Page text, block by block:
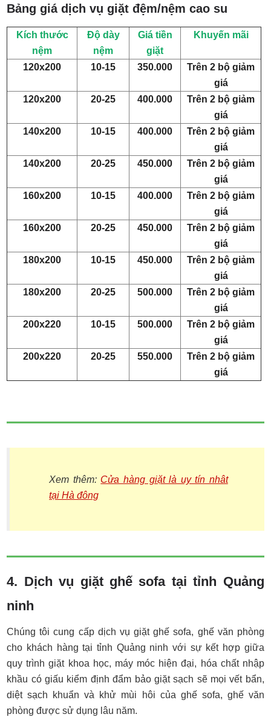
Bảng giá dịch vụ giặt đệm/nệm cao su
Kích thước
nệm
Độ dày
nệm
Giá tiền
giặt
Khuyến mãi
120x200 10-15 350.000
Trên 2 bộ giảm
giá
120x200
20-25 400.000
Trên 2 bộ giảm
giá
140x200
10-15 400.000
Trên 2 bộ giảm
giá
140x200
20-25 450.000
Trên 2 bộ giảm
giá
160x200
10-15 400.000
Trên 2 bộ giảm
giá
160x200
20-25 450.000
Trên 2 bộ giảm
giá
180x200
10-15 450.000
Trên 2 bộ giảm
giá
180x200
20-25 500.000
Trên 2 bộ giảm
giá
200x220
10-15 500.000
Trên 2 bộ giảm
giá
200x220
20-25 550.000
Trên 2 bộ giảm
giá
Xem thêm: Cửa hàng giặt là uy tín nhât
tại Hà đông
4. Dịch vụ giặt ghế sofa tại tỉnh Quảng
ninh
Chúng tôi cung cấp dịch vụ giặt ghế sofa, ghế văn phòng
cho khách hàng tại tỉnh Quảng ninh với sự kết hợp giữa
quy trình giặt khoa học, máy móc hiện đại, hóa chất nhập
khầu có giấu kiểm định đẩm bảo giặt sạch sẽ mọi vết bẩn,
diệt sạch khuẩn và khử mùi hôi của ghế sofa, ghế văn
phòng được sử dụng lâu năm.